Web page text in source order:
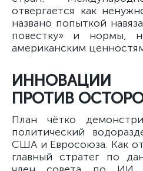
отвергается как
названо попыткой
повестку» и нормы,
американским
ИННОВАЦИИ
ПРОТИВ
План чётко
политический
США и Евросоюза. Как
главный стратег по